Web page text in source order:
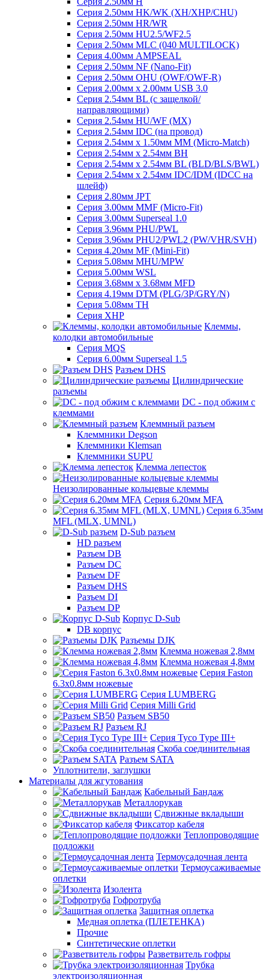
Серия 2.50мм HK/WK (XH/XHP/CHU)
Серия 2.50мм HR/WR
Серия 2.50мм HU2.5/WF2.5
Серия 2.50мм MLC (040 MULTILOCK)
Серия 4.00мм AMPSEAL
Серия 2.50мм NF (Nano-Fit)
Серия 2.50мм OHU (OWF/OWF-R)
Серия 2.00мм x 2.00мм USB 3.0
Серия 2.54мм BL (с защелкой/
направляющими)
Серия 2.54мм HU/WF (MX)
Серия 2.54мм IDC (на провод)
Серия 2.54мм х 1.50мм MM (Micro-Match)
Серия 2.54мм х 2.54мм BH
Серия 2.54мм х 2.54мм BL (BLD/BLS/BWL)
Серия 2.54мм х 2.54мм IDC/IDM (IDCC на
шлейф)
Серия 2.80мм JPT
Серия 3.00мм MMF (Micro-Fit)
Серия 3.00мм Superseal 1.0
Серия 3.96мм PHU/PWL
Серия 3.96мм PHU2/PWL2 (PW/VHR/SVH)
Серия 4.20мм MF (Mini-Fit)
Серия 5.08мм MHU/MPW
Серия 5.00мм WSL
Серия 3.68мм х 3.68мм MFD
Серия 4.19мм DTM (PLG/3P/GRY/N)
Серия 5.08мм TH
Серия XHP
Клеммы,
колодки автомобильные
Серия MQS
Серия 6.00мм Superseal 1.5
Разъем DHS
Цилиндрические
разъемы
DC - под обжим с
клеммами
Клеммный разъем
Клеммники Degson
Клеммники Klemsan
Клеммники SUPU
Клемма лепесток
Неизолированные кольцевые клеммы
Серия 6.20мм MFA
Серия 6.35мм
MFL (MLX, UMNL)
D-Sub разъем
HD разъем
Разъем DB
Разъем DC
Разъем DF
Разъем DHS
Разъем DI
Разъем DP
Корпус D-Sub
DB корпус
Разъемы DJK
Клемма ножевая 2,8мм
Клемма ножевая 4,8мм
Серия Faston
6.3х0.8мм ножевые
Серия LUMBERG
Серия Milli Grid
Разъем SB50
Разъем RJ
Серия Tyco Type III+
Скоба соединительная
Разъем SATA
Уплотнители, заглушки
Материалы для жгутования
Кабельный Бандаж
Металлорукав
Сдвижные вкладыши
Фиксатор кабеля
Теплопроводящие
подложки
Термоусадочная лента
Термоусаживаемые
оплетки
Изолента
Гофротруба
Защитная оплетка
Медная оплетка (ПЛЕТЕНКА)
Прочие
Синтетические оплетки
Разветвитель гофры
Трубка
электроизоляционная